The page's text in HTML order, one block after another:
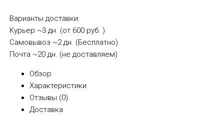
Варианты доставки:
Курьер ~3 дн. (от 600 руб. )
Самовывоз ~2 дн. (Бесплатно)
Почта ~20 дн. (не доставляем)
Обзор
Характеристики
Отзывы (0)
Доставка